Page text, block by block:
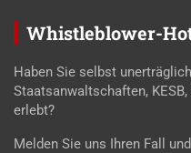
Whistleblower-
Haben Sie selbst
Staatsanwaltschaften,
erlebt?
Melden Sie uns Ihren Fall